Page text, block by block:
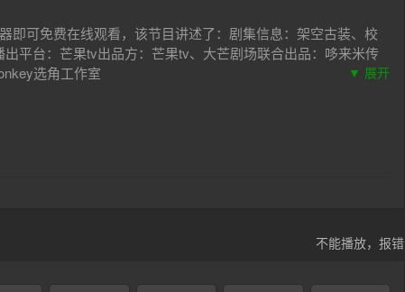
即可免费在线观看，该节目讲述了：剧集信息：架空古装、校
平台：芒果tv出品方：芒果tv、大芒剧场联合出品：哆来米传
选角工作室
▼ 展开
不能播放，报错